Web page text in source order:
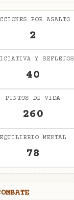
POR ASALTO
2
Y REFLEJOS
40
PUNTOS DE VIDA
260
EQUILIBRIO MENTAL
78